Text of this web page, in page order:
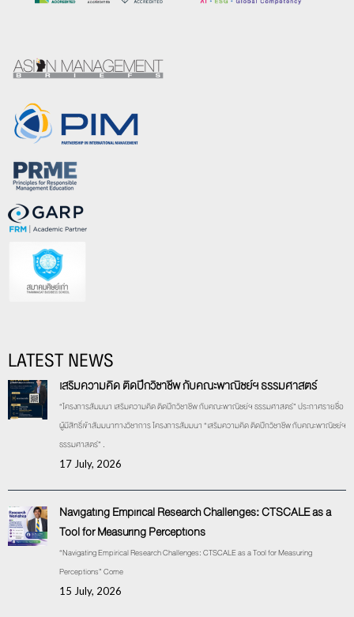
LATEST NEWS
เสริมความคิด ติดปีกวิชาชีพ กับคณะพาณิชย์ฯ ธรรมศาสตร์
“โครงการสัมมนา เสริมความคิด ติดปีกวิชาชีพ กับคณะพาณิชย์ฯ ธรรมศาสตร์” ประกาศรายชื่อ
ผู้มีสิทธิ์เข้าสัมมนาทางวิชาการ โครงการสัมมนา “เสริมความคิด ติดปีกวิชาชีพ กับคณะพาณิชย์ฯ
ธรรมศาสตร์” .
17 July, 2026
Navigating Empirical Research Challenges: CTSCALE as a
Tool for Measuring Perceptions
“Navigating Empirical Research Challenges: CTSCALE as a Tool for Measuring
Perceptions” Come
15 July, 2026